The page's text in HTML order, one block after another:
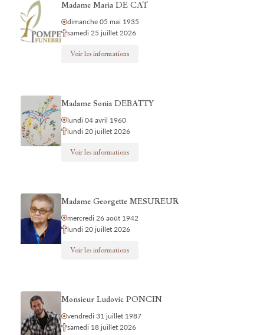
Madame Maria DE CAT
dimanche 05 mai 1935
samedi 25 juillet 2026
Voir les informations
Madame Sonia DEBATTY
lundi 04 avril 1960
lundi 20 juillet 2026
Voir les informations
Madame Georgette MESUREUR
mercredi 26 août 1942
lundi 20 juillet 2026
Voir les informations
Monsieur Ludovic PONCIN
vendredi 31 juillet 1987
samedi 18 juillet 2026